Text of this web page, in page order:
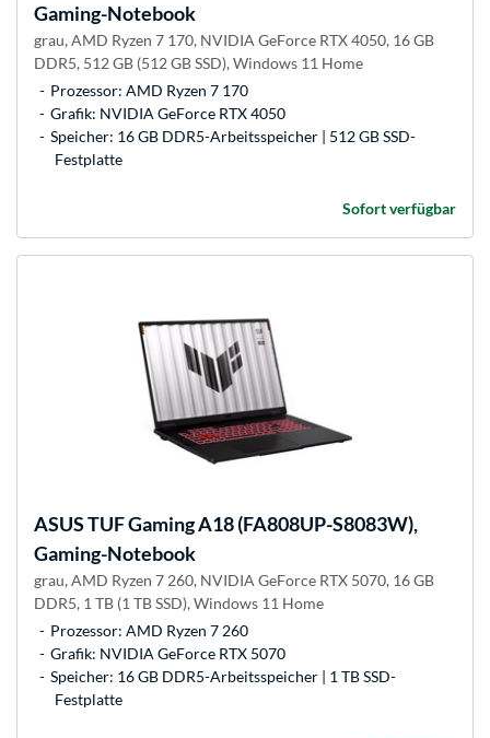
Gaming-Notebook
grau, AMD Ryzen 7 170, NVIDIA GeForce RTX 4050, 16 GB
DDR5, 512 GB (512 GB SSD), Windows 11 Home
Prozessor: AMD Ryzen 7 170
Grafik: NVIDIA GeForce RTX 4050
Speicher: 16 GB DDR5-Arbeitsspeicher | 512 GB SSD-
Festplatte
Sofort verfügbar
ASUSTUF Gaming A18 (FA808UP-S8083W),
Gaming-Notebook
grau, AMD Ryzen 7 260, NVIDIA GeForce RTX 5070, 16 GB
DDR5, 1 TB (1 TB SSD), Windows 11 Home
Prozessor: AMD Ryzen 7 260
Grafik: NVIDIA GeForce RTX 5070
Speicher: 16 GB DDR5-Arbeitsspeicher | 1 TB SSD-
Festplatte